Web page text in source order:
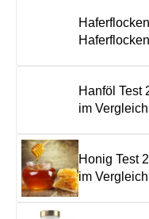
Hanföl Test
im Vergleich
Honig Test
im Vergleich